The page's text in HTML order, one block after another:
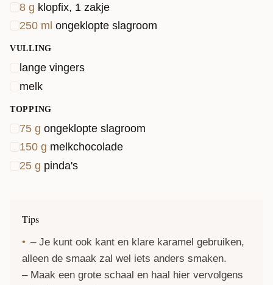
8 g klopfix, 1 zakje
250 ml ongeklopte slagroom
VULLING
lange vingers
melk
TOPPING
75 g ongeklopte slagroom
150 g melkchocolade
25 g pinda's
Tips
– Je kunt ook kant en klare karamel gebruiken,
alleen de smaak zal wel iets anders smaken.
– Maak een grote schaal en haal hier vervolgens